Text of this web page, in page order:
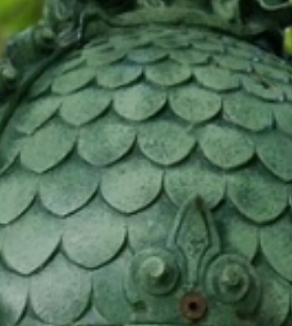
Pont Neuf est finalement achevé en 1607 sous
Henri IV. Véritable symbole de modernité pour
son époque, il se distingue notamment par
trottoirs et par le fait qu’il soit le premier pont
parisien à ne pas accueillir d’habitations. JR est
un artiste contemporain